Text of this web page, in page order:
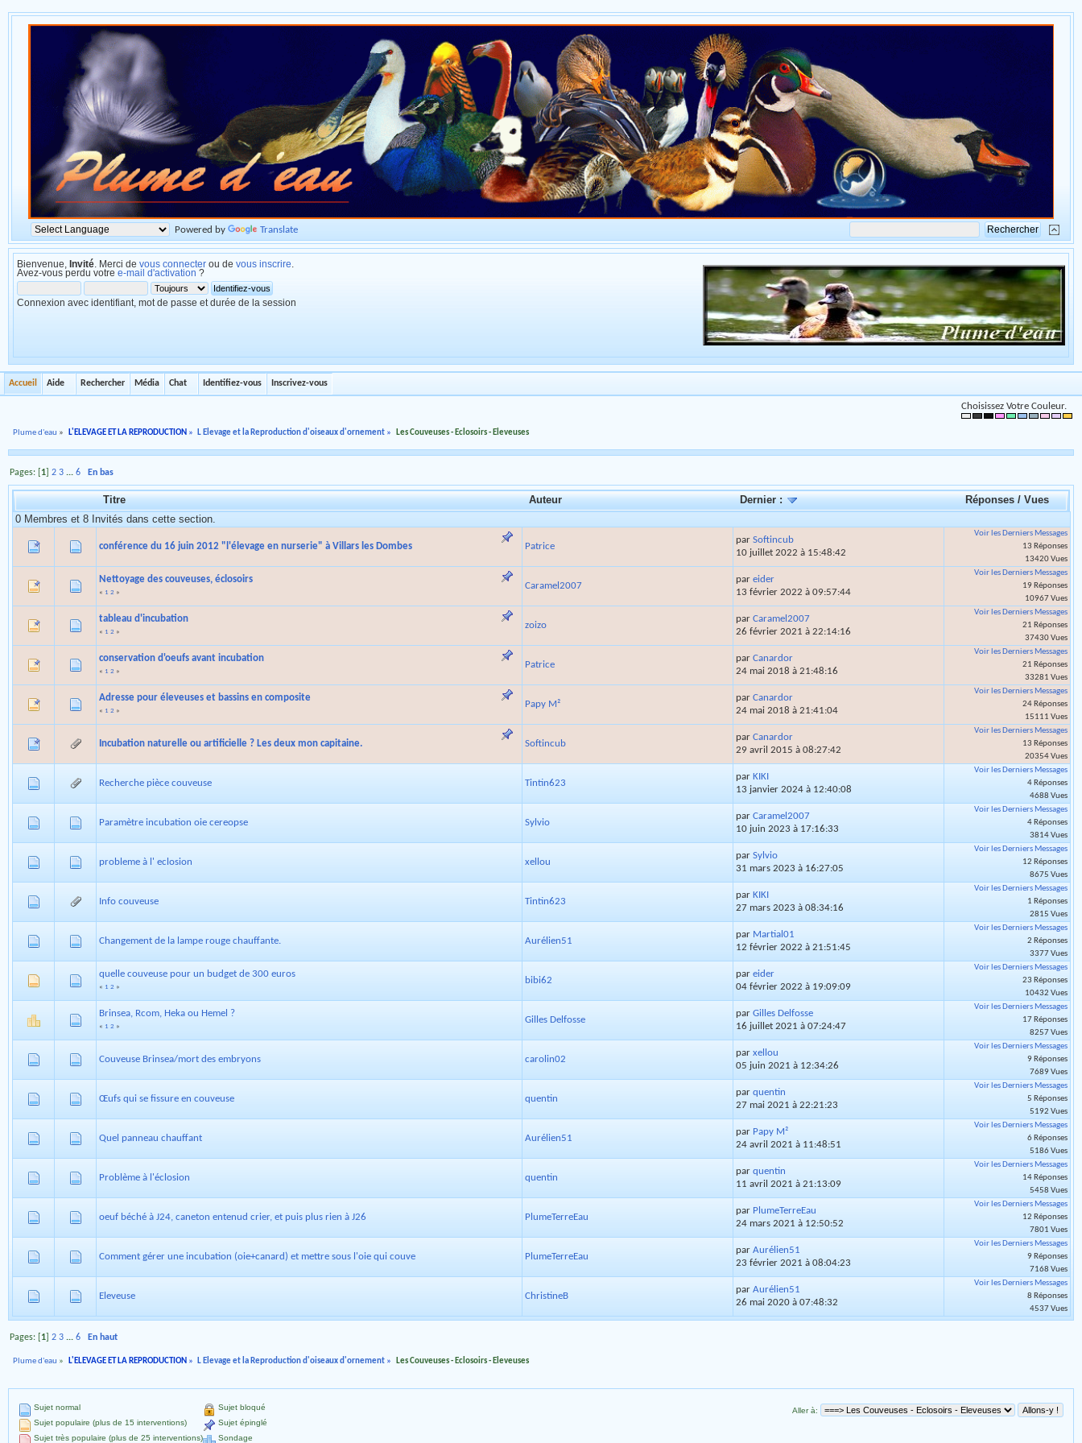
Powered by Translate
Bienvenue, Invité . Merci de vous connecter ou de vous inscrire
Avez-vous perdu votre e-mail d'activation ?
Connexion avec identifiant, mot de passe et durée de la session
Accueil Aide Rechercher Média Chat Identifiez-vous Inscrivez-vous
Choisissez Votre Couleur.
Plume d'eau » L'ELEVAGE ET LA REPRODUCTION» L Elevage et la Reproduction d'oiseaux d'ornement » Les Couveuses - Eclosoirs - Eleveuses
Pages: [ 1 ]2 3 ...6 En bas
Titre Auteur Dernier : Réponses/Vues
0 Membres et 8 Invités dans cette section.
conférence du 16 juin 2012 "l'élevage en nurserie" à Villars les Dombes Patrice
par Softincub
10 juillet 2022 à 15:48:42
Voir les Derniers Messages
13 Réponses
13420 Vues
Nettoyage des couveuses, éclosoirs
« 1 2 »
Caramel2007
par eider
13 février 2022 à 09:57:44
Voir les Derniers Messages
19 Réponses
10967 Vues
tableau d'incubation
« 1 2 »
zoizo
par Caramel2007
26 février 2021 à 22:14:16
Voir les Derniers Messages
21 Réponses
37430 Vues
conservation d'oeufs avant incubation
« 1 2 »
Patrice
par Canardor
24 mai 2018 à 21:48:16
Voir les Derniers Messages
21 Réponses
33281 Vues
Adresse pour éleveuses et bassins en composite
« 1 2 »
Papy M²
par Canardor
24 mai 2018 à 21:41:04
Voir les Derniers Messages
24 Réponses
15111 Vues
Incubation naturelle ou artificielle ? Les deux mon capitaine. Softincub
par Canardor
29 avril 2015 à 08:27:42
Voir les Derniers Messages
13 Réponses
20354 Vues
Recherche pièce couveuse Tintin623
par KIKI
13 janvier 2024 à 12:40:08
Voir les Derniers Messages
4 Réponses
4688 Vues
Paramètre incubation oie cereopse Sylvio
par Caramel2007
10 juin 2023 à 17:16:33
Voir les Derniers Messages
4 Réponses
3814 Vues
probleme à l' eclosion xellou
par Sylvio
31 mars 2023 à 16:27:05
Voir les Derniers Messages
12 Réponses
8675 Vues
Info couveuse Tintin623
par KIKI
27 mars 2023 à 08:34:16
Voir les Derniers Messages
1 Réponses
2815 Vues
Changement de la lampe rouge chauffante. Aurélien51
par Martial01
12 février 2022 à 21:51:45
Voir les Derniers Messages
2 Réponses
3377 Vues
quelle couveuse pour un budget de 300 euros
« 1 2 »
bibi62
par eider
04 février 2022 à 19:09:09
Voir les Derniers Messages
23 Réponses
10432 Vues
Brinsea, Rcom, Heka ou Hemel ?
« 1 2 »
Gilles Delfosse
par Gilles Delfosse
16 juillet 2021 à 07:24:47
Voir les Derniers Messages
17 Réponses
8257 Vues
Couveuse Brinsea/mort des embryons carolin02
par xellou
05 juin 2021 à 12:34:26
Voir les Derniers Messages
9 Réponses
7689 Vues
Œufs qui se fissure en couveuse quentin
par quentin
27 mai 2021 à 22:21:23
Voir les Derniers Messages
5 Réponses
5192 Vues
Quel panneau chauffant Aurélien51
par Papy M²
24 avril 2021 à 11:48:51
Voir les Derniers Messages
6 Réponses
5186 Vues
Problème à l'éclosion quentin
par quentin
11 avril 2021 à 21:13:09
Voir les Derniers Messages
14 Réponses
5458 Vues
oeuf béché à J24, caneton entenud crier, et puis plus rien à J26 PlumeTerreEau
par PlumeTerreEau
24 mars 2021 à 12:50:52
Voir les Derniers Messages
12 Réponses
7801 Vues
Comment gérer une incubation (oie+canard) et mettre sous l'oie qui couve PlumeTerreEau
par Aurélien51
23 février 2021 à 08:04:23
Voir les Derniers Messages
9 Réponses
7168 Vues
Eleveuse ChristineB
par Aurélien51
26 mai 2020 à 07:48:32
Voir les Derniers Messages
8 Réponses
4537 Vues
Pages: [ 1 ]2 3 ...6 En haut
Plume d'eau » L'ELEVAGE ET LA REPRODUCTION » L Elevage et la Reproduction d'oiseaux d'ornement » Les Couveuses - Eclosoirs - Eleveuses
Aller à:
Sujet normal
Sujet populaire (plus de 15 interventions)
Sujet très populaire (plus de 25 interventions)
Sujet bloqué
Sujet épinglé
Sondage